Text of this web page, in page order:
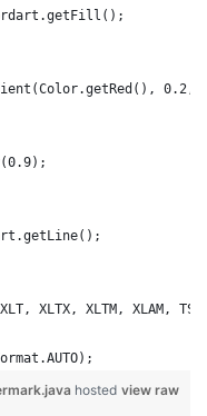
0.2,
XLTX, XLTM, XLAM,
view raw
hosted